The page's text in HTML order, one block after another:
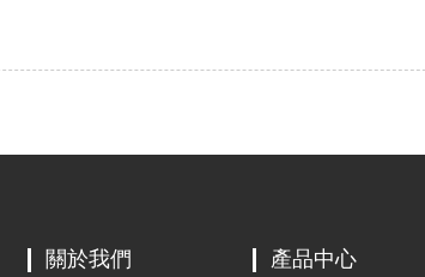
關於我們 產品中心